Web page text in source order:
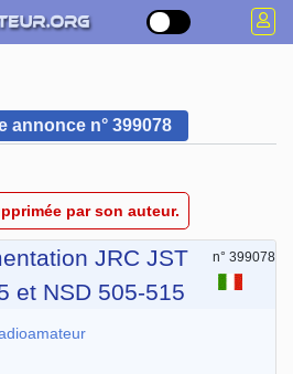
annonce n° 399078
par son auteur.
JRC JST
et NSD 505-515
n° 399078